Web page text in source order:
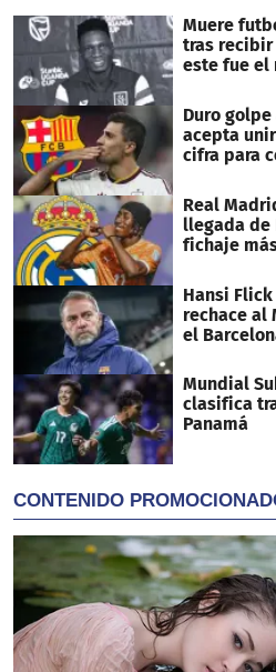
46
seconds
Muere
tras
este fue el
Duro
acepta
cifra para
Real
llegada de
fichaje
Hansi
rechace al
el
Mundial
clasifica
Panamá